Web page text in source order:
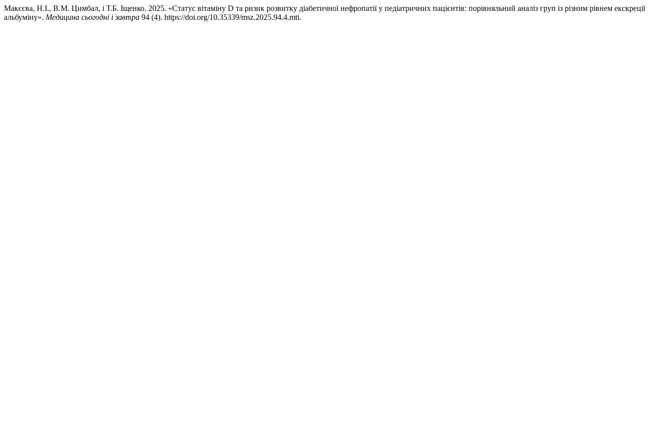
Макєєва, Н.І., В.М. Цимбал, і Т.Б. Іщенко. 2025. «Статус вітаміну D та ризик розвитку діабетичної нефропатії у педіатричних пацієнтів: порівняльний аналіз груп із різним рівнем екскреції
альбуміну». Медицина сьогодні і завтра 94 (4). https://doi.org/10.35339/msz.2025.94.4.mti.